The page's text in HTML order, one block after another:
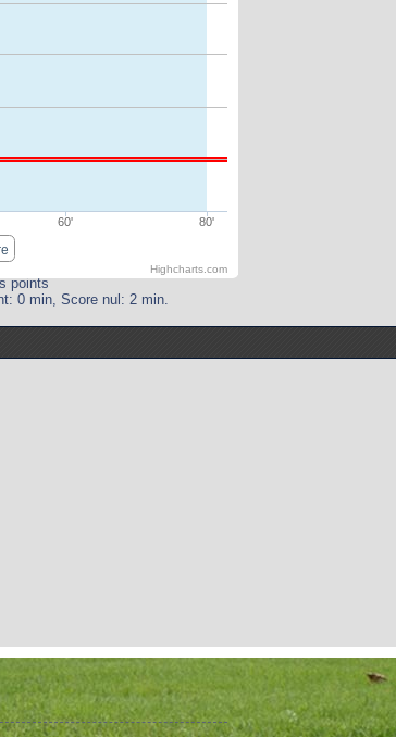
60' 80'
Highcharts.com
points
0 min, Score nul: 2 min.